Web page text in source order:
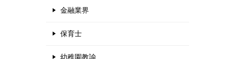
金融業界
保育士
幼稚園教諭